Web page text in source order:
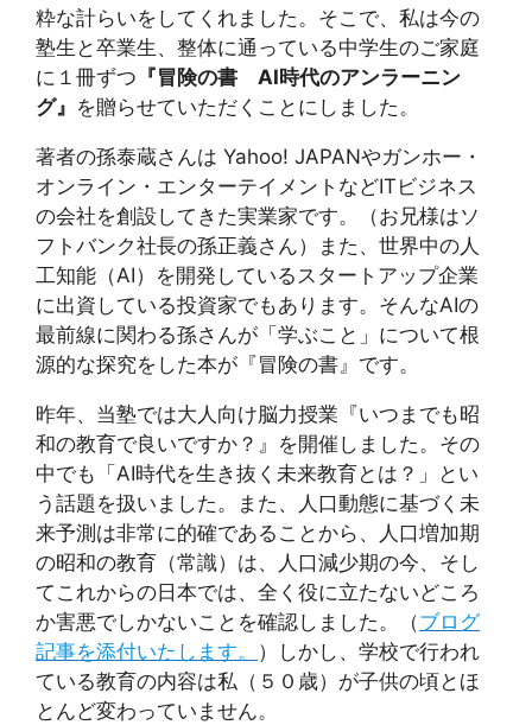
粋な計らいをしてくれました。そこで、私は今の
塾生と卒業生、整体に通っている中学生のご家庭
に１冊ずつ 『冒険の書 AI時代のアンラーニン
グ』 を贈らせていただくことにしました。
著者の孫泰蔵さんは Yahoo! JAPANやガンホー・
オンライン・エンターテイメントなどITビジネス
の会社を創設してきた実業家です。（お兄様はソ
フトバンク社長の孫正義さん）また、世界中の人
工知能（AI）を開発しているスタートアップ企業
に出資している投資家でもあります。そんなAIの
最前線に関わる孫さんが「学ぶこと」について根
源的な探究をした本が『冒険の書』です。
昨年、当塾では大人向け脳力授業『いつまでも昭
和の教育で良いですか？』を開催しました。その
中でも「AI時代を生き抜く未来教育とは？」とい
う話題を扱いました。また、人口動態に基づく未
来予測は非常に的確であることから、人口増加期
の昭和の教育（常識）は、人口減少期の今、そし
てこれからの日本では、全く役に立たないどころ
か害悪でしかないことを確認しました。（ブログ
記事を添付いたします。 ）しかし、学校で行われ
ている教育の内容は私（５０歳）が子供の頃とほ
とんど変わっていません。